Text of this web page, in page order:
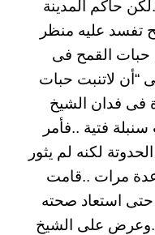
حاكم المدينة
تفسد عليه منظر
حبات القمح فى
“أن لاتنبت حبات
فى فدان الشيخ
فتية ..فأمر
لكنه لم يثور
مرات ..قامت
حتى استعاد صحته
..وعرض على الشيخ